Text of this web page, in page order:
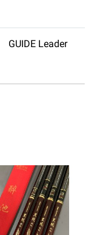
GUIDE Leader